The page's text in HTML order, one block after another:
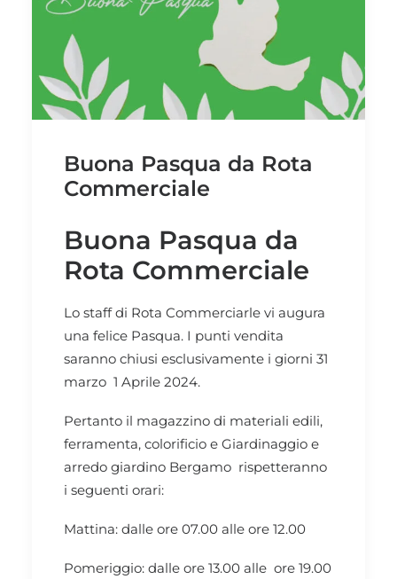
Buona Pasqua da Rota
Commerciale
Buona Pasqua da
Rota Commerciale
Lo staff di Rota Commerciarle vi augura
una felice Pasqua. I punti vendita
saranno chiusi esclusivamente i giorni 31
marzo 1 Aprile 2024.
Pertanto il magazzino di materiali edili,
ferramenta, colorificio e Giardinaggio e
arredo giardino Bergamo rispetteranno
i seguenti orari:
Mattina: dalle ore 07.00 alle ore 12.00
Pomeriggio: dalle ore 13.00 alle ore 19.00